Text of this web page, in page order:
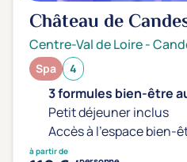
Château de
Centre-Val de Loire-
Spa 4
3 formules bien-être
Petit déjeuner inclus
Accès à l'espace bien-
à partir de